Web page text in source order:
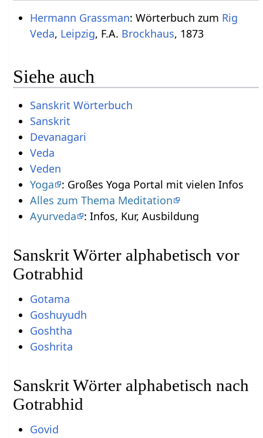
Hermann Grassman: Wörterbuch zum Rig
Veda, Leipzig, F.A. Brockhaus, 1873
Siehe auch
Sanskrit Wörterbuch
Sanskrit
Devanagari
Veda
Veden
Yoga
: Großes Yoga Portal mit vielen Infos
Alles zum Thema Meditation
Ayurveda
: Infos, Kur, Ausbildung
Sanskrit Wörter alphabetisch vor
Gotrabhid
Gotama
Goshuyudh
Goshtha
Goshrita
Sanskrit Wörter alphabetisch nach
Gotrabhid
Govid